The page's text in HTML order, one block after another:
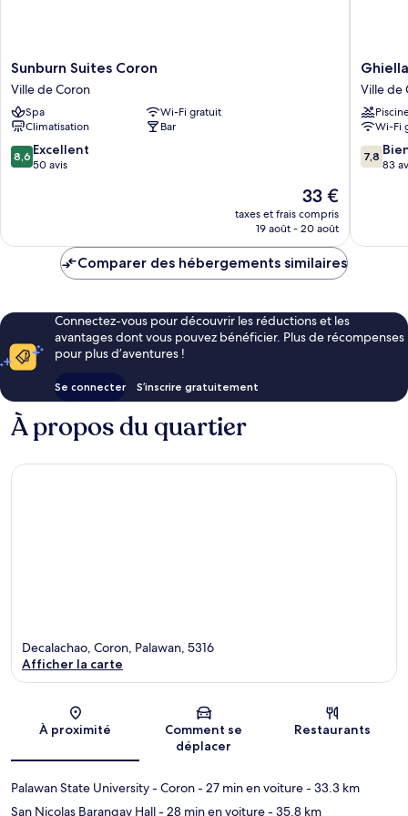
Sunburn
Suites
Coron
Ville
de
Coron
Sunburn Suites Coron
Ville de Coron
Spa
Wi-Fi gratuit
Climatisation
Bar
8.6
sur
8,6 Excellent
50 avis
Le
nouveau
prix
de
33 €
taxes et frais compris
19 août - 20 août
Inn
Ville
de
Coron
Ville de
Wi-Fi
7.8
sur
7,8
83
Comparer des hébergements similaires
Connectez-vous pour découvrir les réductions et les
avantages dont vous pouvez bénéficier. Plus de récompenses
pour plus d’aventures !
Se connecter S’inscrire gratuitement
À propos du quartier
Carte
Decalachao, Coron, Palawan, 5316
Afficher la carte
À proximité
Comment se
déplacer
Restaurants
Palawan State University - Coron- 27 min en voiture- 33.3 km
San Nicolas Barangay Hall- 28 min en voiture- 35.8 km